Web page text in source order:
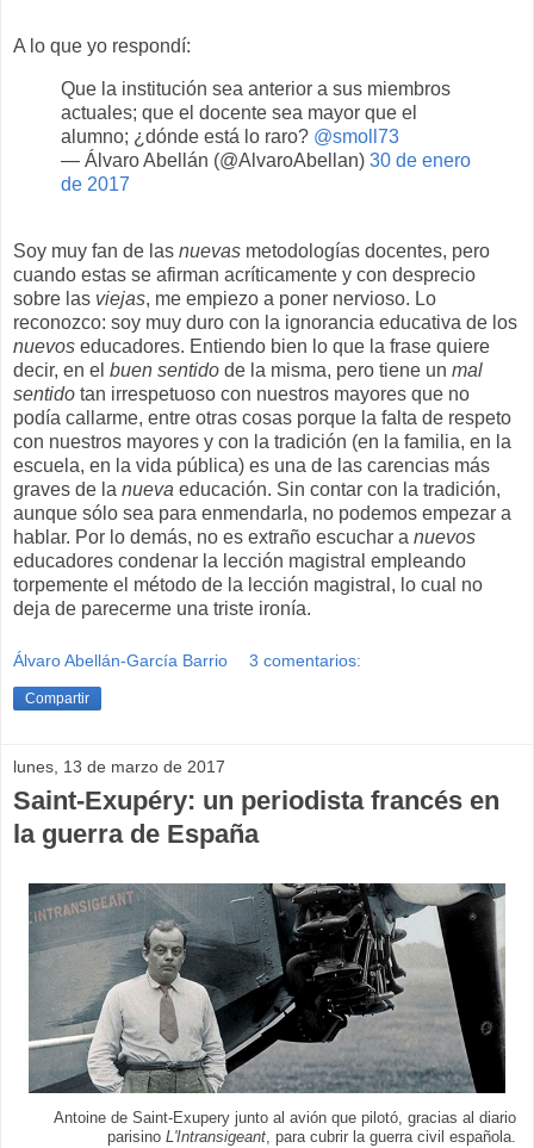
A lo que yo respondí:
Que la institución sea anterior a sus miembros
actuales; que el docente sea mayor que el
alumno; ¿dónde está lo raro? @smoll73
— Álvaro Abellán (@AlvaroAbellan) 30 de enero
de 2017
Soy muy fan de las nuevas metodologías docentes, pero
cuando estas se afirman acríticamente y con desprecio
sobre las viejas, me empiezo a poner nervioso. Lo
reconozco: soy muy duro con la ignorancia educativa de los
nuevos educadores. Entiendo bien lo que la frase quiere
decir, en el buen sentido de la misma, pero tiene un mal
sentido tan irrespetuoso con nuestros mayores que no
podía callarme, entre otras cosas porque la falta de respeto
con nuestros mayores y con la tradición (en la familia, en la
escuela, en la vida pública) es una de las carencias más
graves de la nueva educación. Sin contar con la tradición,
aunque sólo sea para enmendarla, no podemos empezar a
hablar. Por lo demás, no es extraño escuchar a nuevos
educadores condenar la lección magistral empleando
torpemente el método de la lección magistral, lo cual no
deja de parecerme una triste ironía.
Álvaro Abellán-García Barrio 3 comentarios:
Compartir
lunes, 13 de marzo de 2017
Saint-Exupéry: un periodista francés en
la guerra de España
Antoine de Saint-Exupery junto al avión que pilotó, gracias al diario
parisino L'Intransigeant, para cubrir la guerra civil española.